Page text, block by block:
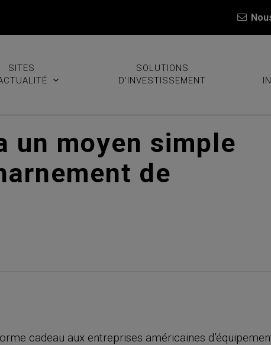
SITES
SOLUTIONS
D’INVESTISSEMENT
un moyen simple
de
cadeau aux entreprises américaines